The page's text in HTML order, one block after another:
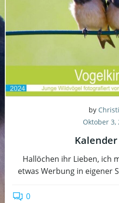
by
Oktober 3,
Kalender
Hallöchen ihr Lieben, ich
etwas Werbung in eigener
0